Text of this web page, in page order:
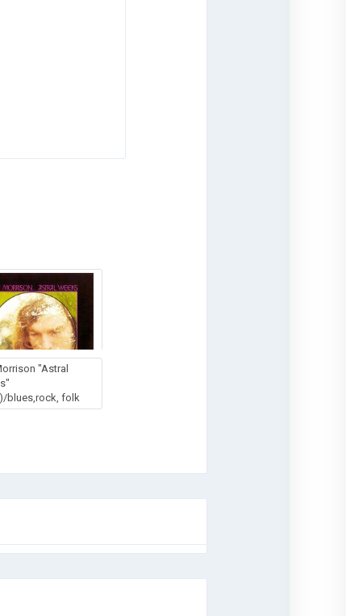
"Astral
blues,rock, folk